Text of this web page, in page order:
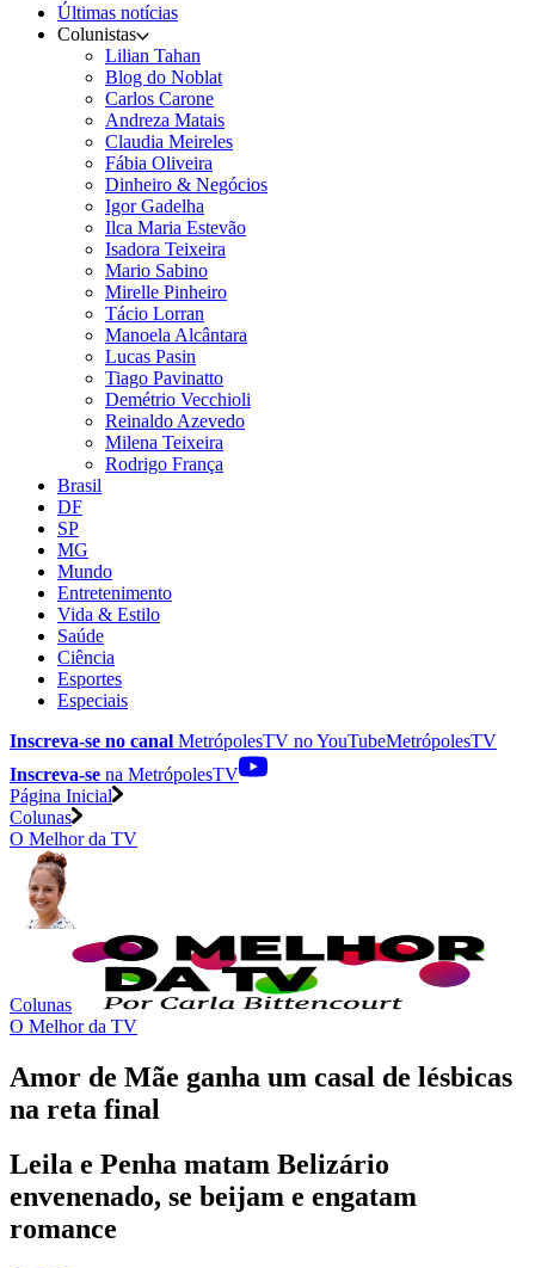
Últimas notícias
Colunistas
Lilian Tahan
Blog do Noblat
Carlos Carone
Andreza Matais
Claudia Meireles
Fábia Oliveira
Dinheiro & Negócios
Igor Gadelha
Ilca Maria Estevão
Isadora Teixeira
Mario Sabino
Mirelle Pinheiro
Tácio Lorran
Manoela Alcântara
Lucas Pasin
Tiago Pavinatto
Demétrio Vecchioli
Reinaldo Azevedo
Milena Teixeira
Rodrigo França
Brasil
DF
SP
MG
Mundo
Entretenimento
Vida & Estilo
Saúde
Ciência
Esportes
Especiais
Inscreva-se no canal MetrópolesTV noYouTubeMetrópolesTV
Inscreva-se na MetrópolesTV
Página Inicial
Colunas
O Melhor da TV
Colunas
O Melhor da TV
Amor de Mãe ganha um casal de lésbicas
na reta final
Leila e Penha matam Belizário
envenenado, se beijam e engatam
romance